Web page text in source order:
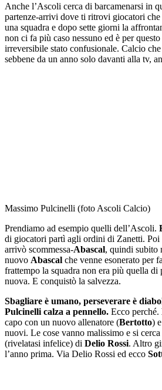
Anche l’Ascoli cerca di barcamenarsi in
partenze-arrivi dove ti ritrovi giocatori
una squadra e dopo sette giorni la
non ci fa più caso nessuno ed è per
irreversibile stato confusionale. Calcio
sebbene da un anno solo davanti alla tv,
Massimo Pulcinelli (foto Ascoli Calcio)
Prendiamo ad esempio quelli dell’Ascoli.
di giocatori partì agli ordini di Zanetti. Poi
arrivò scommessa-Abascal, quindi subito
nuovo Abascal che venne esonerato per
frattempo la squadra non era più quella di
nuova. E conquistò la salvezza.
Sbagliare è umano, perseverare è
Pulcinelli calza a pennello. Ecco perché.
capo con un nuovo allenatore (Bertotto)
nuovi. Le cose vanno malissimo e si
(rivelatasi infelice) di Delio Rossi. Altro
l’anno prima. Via Delio Rossi ed ecco